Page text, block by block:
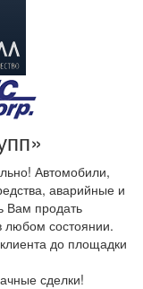
Автомобили,
аварийные и
Вам продать
любом состоянии.
до площадки
сделки!